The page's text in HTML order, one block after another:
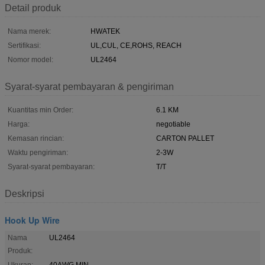
Detail produk
Nama merek:
HWATEK
Sertifikasi:
UL,CUL, CE,ROHS, REACH
Nomor model:
UL2464
Syarat-syarat pembayaran & pengiriman
Kuantitas min Order:
6.1 KM
Harga:
negotiable
Kemasan rincian:
CARTON PALLET
Waktu pengiriman:
2-3W
Syarat-syarat pembayaran:
T/T
Deskripsi
Hook Up Wire
Nama
Produk:
UL2464